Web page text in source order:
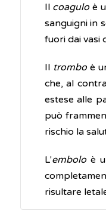
Il coaguloè
sanguigni in
fuori dai vasi
Il tromboè
che, al
estese alle
può
rischio la
L'emboloè
risultare